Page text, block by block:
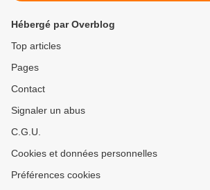
Hébergé par Overblog
Top articles
Pages
Contact
Signaler un abus
C.G.U.
Cookies et données personnelles
Préférences cookies